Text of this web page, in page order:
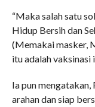
“Maka salah satu
Hidup Bersih dan
(Memakai masker,
itu adalah vaksinasi
Ia pun mengatakan,
arahan dan siap